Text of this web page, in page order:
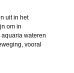
uit in het
om in
wateren
vooral